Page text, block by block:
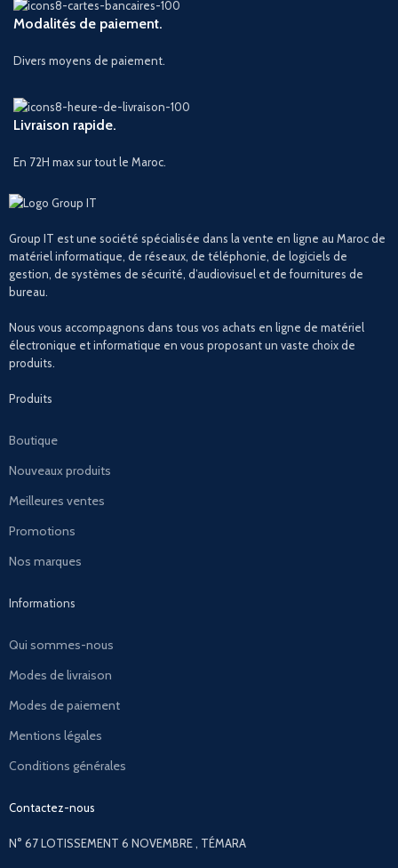
Modalités de paiement.
Divers moyens de paiement.
Livraison rapide.
En 72H max sur tout le Maroc.
Group IT est une société spécialisée dans la vente en ligne au Maroc de
matériel informatique, de réseaux, de téléphonie, de logiciels de
gestion, de systèmes de sécurité, d’audiovisuel et de fournitures de
bureau.
Nous vous accompagnons dans tous vos achats en ligne de matériel
électronique et informatique en vous proposant un vaste choix de
produits.
Produits
Boutique
Nouveaux produits
Meilleures ventes
Promotions
Nos marques
Informations
Qui sommes-nous
Modes de livraison
Modes de paiement
Mentions légales
Conditions générales
Contactez-nous
N° 67 LOTISSEMENT 6 NOVEMBRE , TÉMARA